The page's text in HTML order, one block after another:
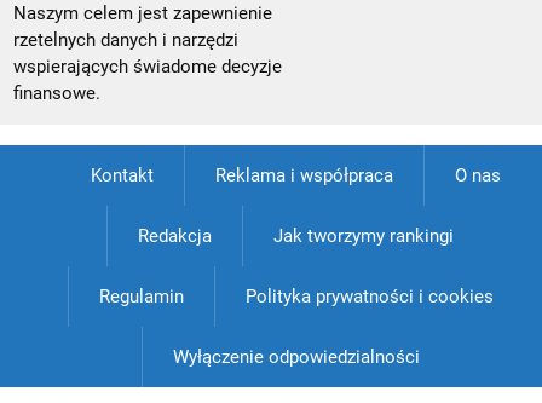
Naszym celem jest zapewnienie
rzetelnych danych i narzędzi
wspierających świadome decyzje
finansowe.
Kontakt Reklama i współpraca O nas
Redakcja Jak tworzymy rankingi
Regulamin Polityka prywatności i cookies
Wyłączenie odpowiedzialności